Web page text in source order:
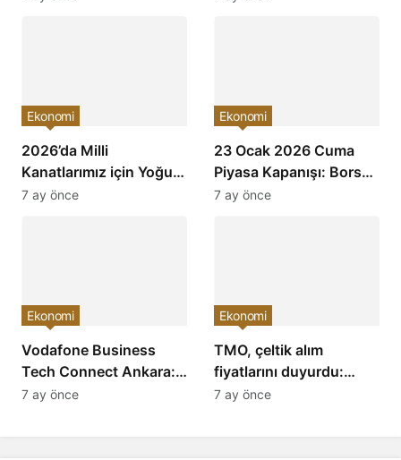
2026’da Milli
Kanatlarımız için Yoğun
Mesai: Türkiye’nin
Ekonomi
7 ay önce
23 Ocak 2026 Cuma
Piyasa Kapanışı: Borsa,
Dolar, Altın ve Kripto
Ekonomi
7 ay önce
Vodafone Business
Tech Connect Ankara:
Teknoloji Devrimi
Ekonomi
7 ay önce
TMO, çeltik alım
fiyatlarını duyurdu:
Baldo, cammeo ve
Ekonomi
7 ay önce